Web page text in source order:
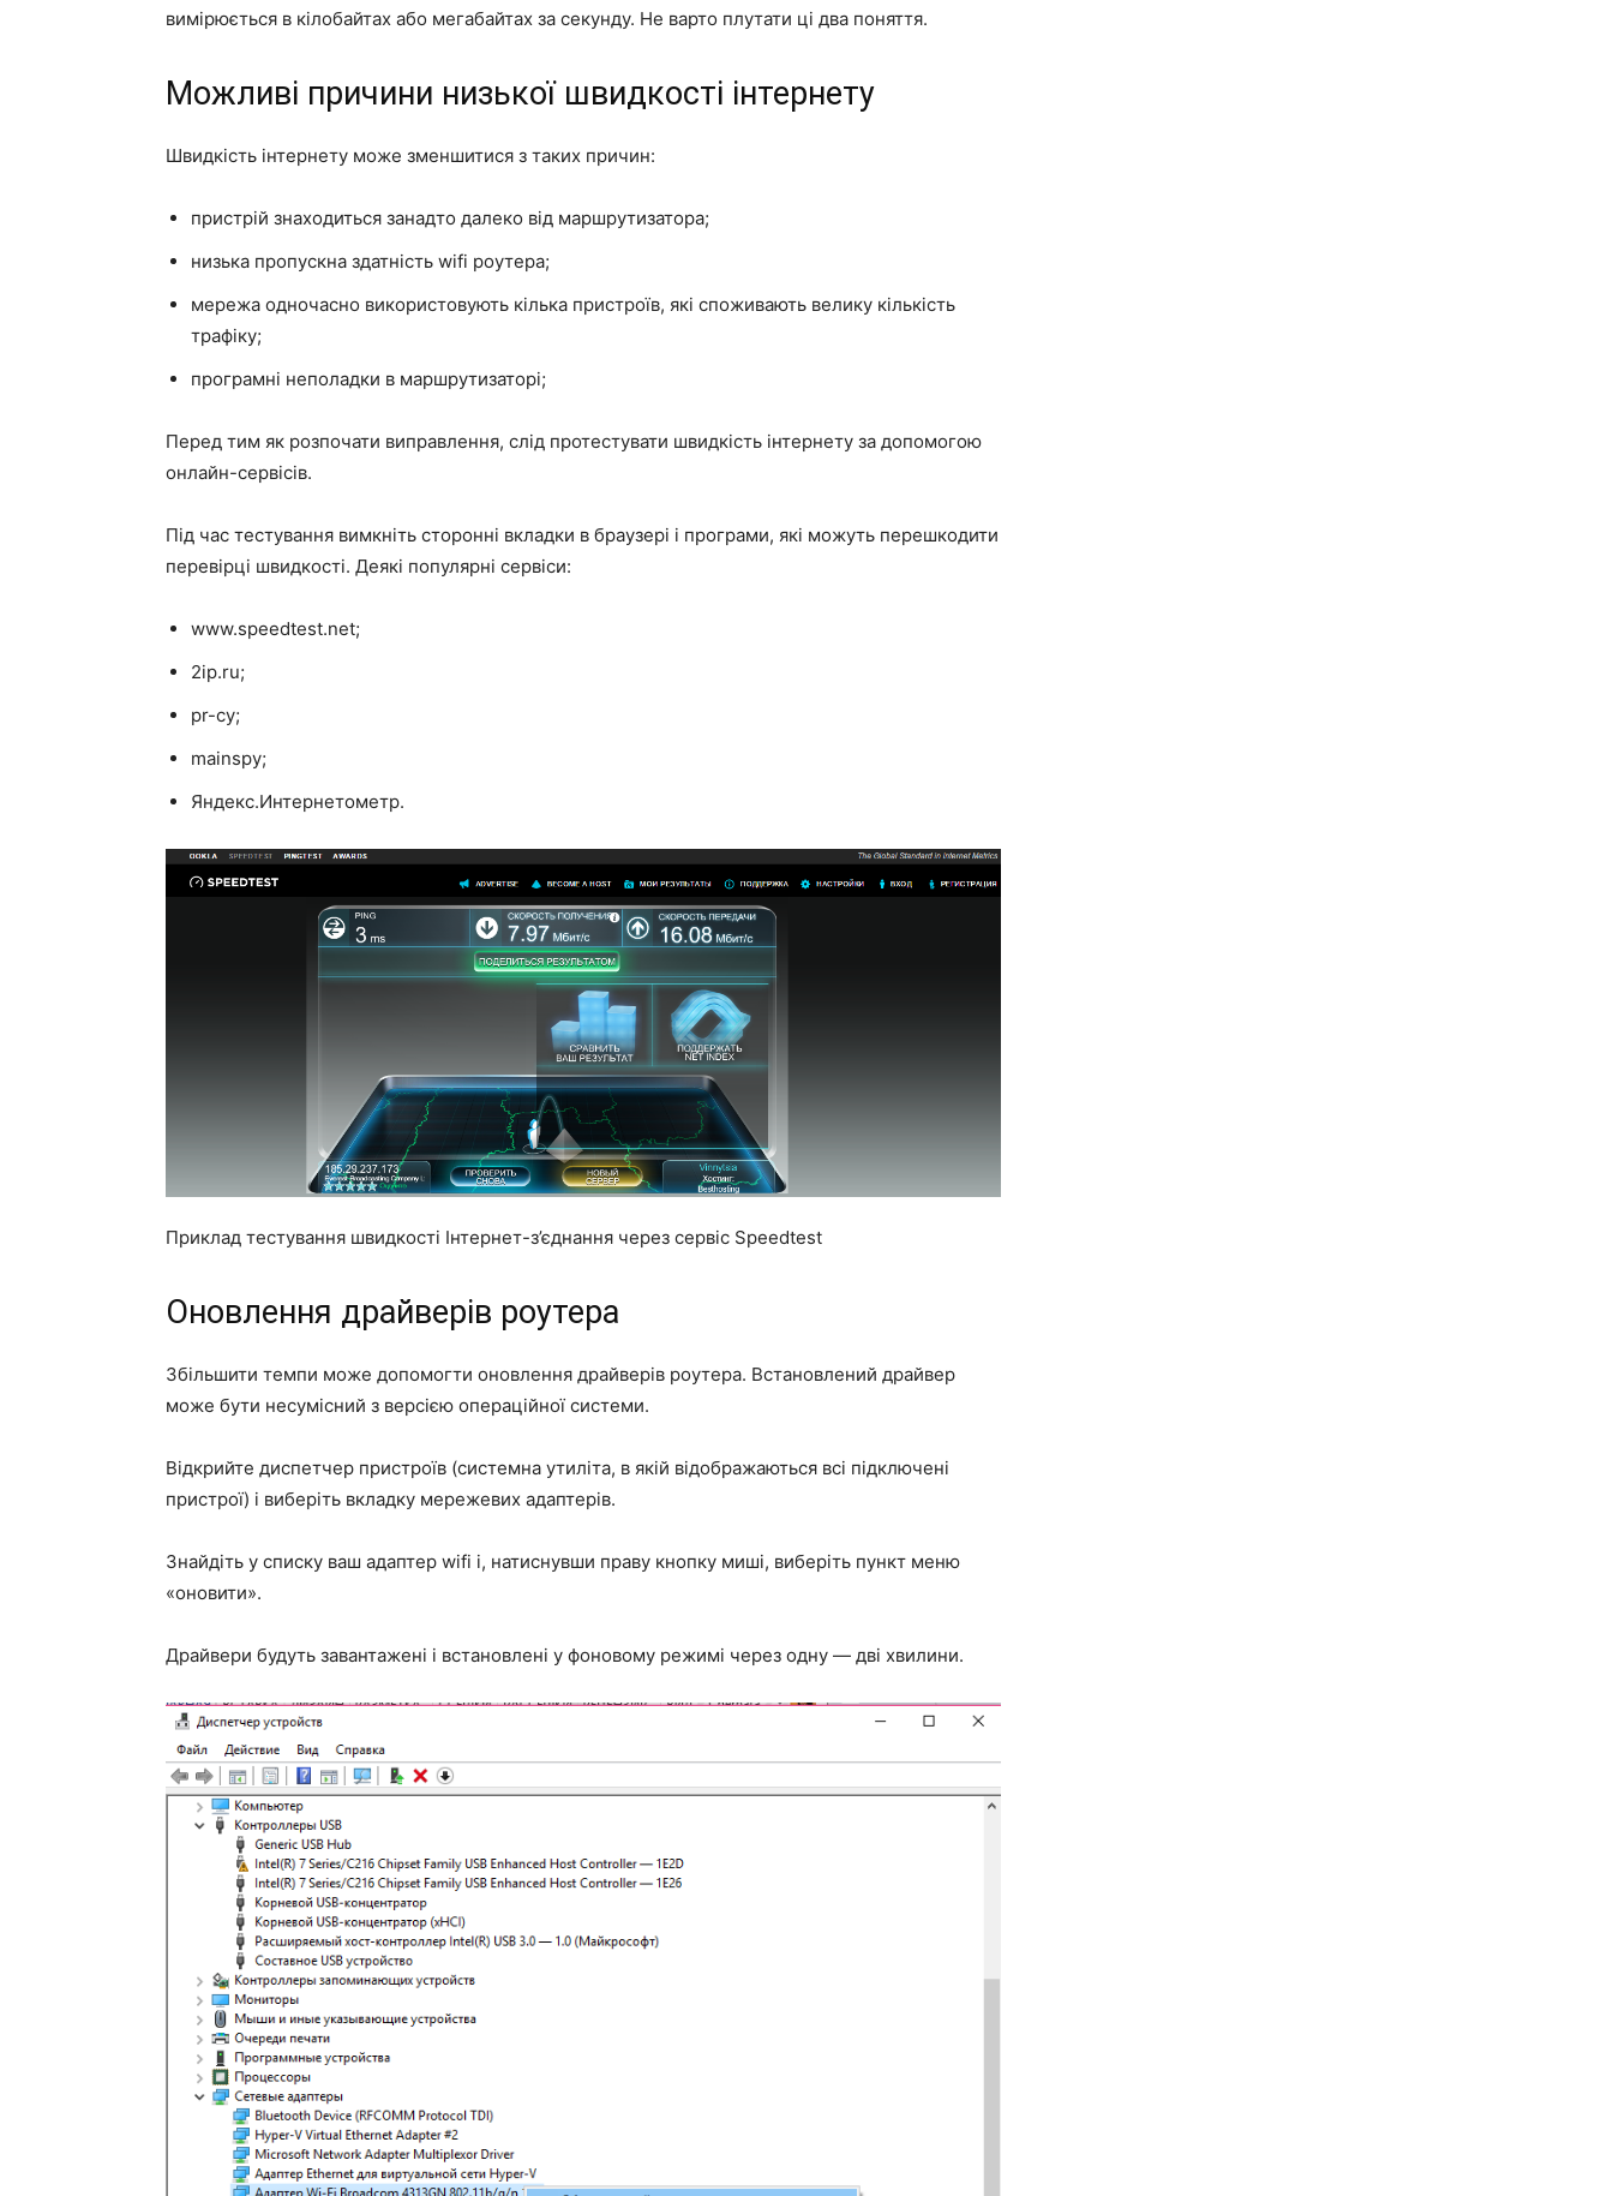
вимірюється в кілобайтах або мегабайтах за секунду. Не варто плутати ці два поняття.
Можливі причини низької швидкості інтернету
Швидкість інтернету може зменшитися з таких причин:
пристрій знаходиться занадто далеко від маршрутизатора;
низька пропускна здатність wifi роутера;
мережа одночасно використовують кілька пристроїв, які споживають велику кількість
трафіку;
програмні неполадки в маршрутизаторі;
Перед тим як розпочати виправлення, слід протестувати швидкість інтернету за допомогою
онлайн-сервісів.
Під час тестування вимкніть сторонні вкладки в браузері і програми, які можуть перешкодити
перевірці швидкості. Деякі популярні сервіси:
www.speedtest.net;
2ip.ru;
pr-cy;
mainspy;
Яндекс.Интернетометр.
Приклад тестування швидкості Інтернет-з’єднання через сервіс Speedtest
Оновлення драйверів роутера
Збільшити темпи може допомогти оновлення драйверів роутера. Встановлений драйвер
може бути несумісний з версією операційної системи.
Відкрийте диспетчер пристроїв (системна утиліта, в якій відображаються всі підключені
пристрої) і виберіть вкладку мережевих адаптерів.
Знайдіть у списку ваш адаптер wifi і, натиснувши праву кнопку миші, виберіть пункт меню
«оновити».
Драйвери будуть завантажені і встановлені у фоновому режимі через одну — дві хвилини.